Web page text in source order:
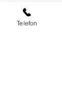
Telefon